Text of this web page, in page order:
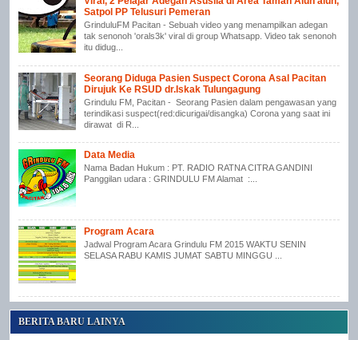
Satpol PP Telusuri Pemeran
GrinduluFM Pacitan - Sebuah video yang menampilkan adegan
tak senonoh 'orals3k' viral di group Whatsapp. Video tak senonoh
itu didug...
Seorang Diduga Pasien Suspect Corona Asal Pacitan
Dirujuk Ke RSUD dr.Iskak Tulungagung
Grindulu FM, Pacitan - Seorang Pasien dalam pengawasan yang
terindikasi suspect(red:dicurigai/disangka) Corona yang saat ini
dirawat di R...
Data Media
Nama Badan Hukum : PT. RADIO RATNA CITRA GANDINI
Panggilan udara : GRINDULU FM Alamat :...
Program Acara
Jadwal Program Acara Grindulu FM 2015 WAKTU SENIN
SELASA RABU KAMIS JUMAT SABTU MINGGU ...
BERITA BARU LAINYA